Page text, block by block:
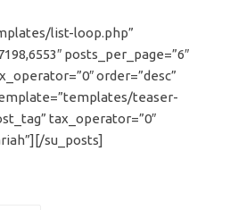
list-loop.php”
posts_per_page=”6″
order=”desc”
teaser-
tax_operator=”0″
su_posts]